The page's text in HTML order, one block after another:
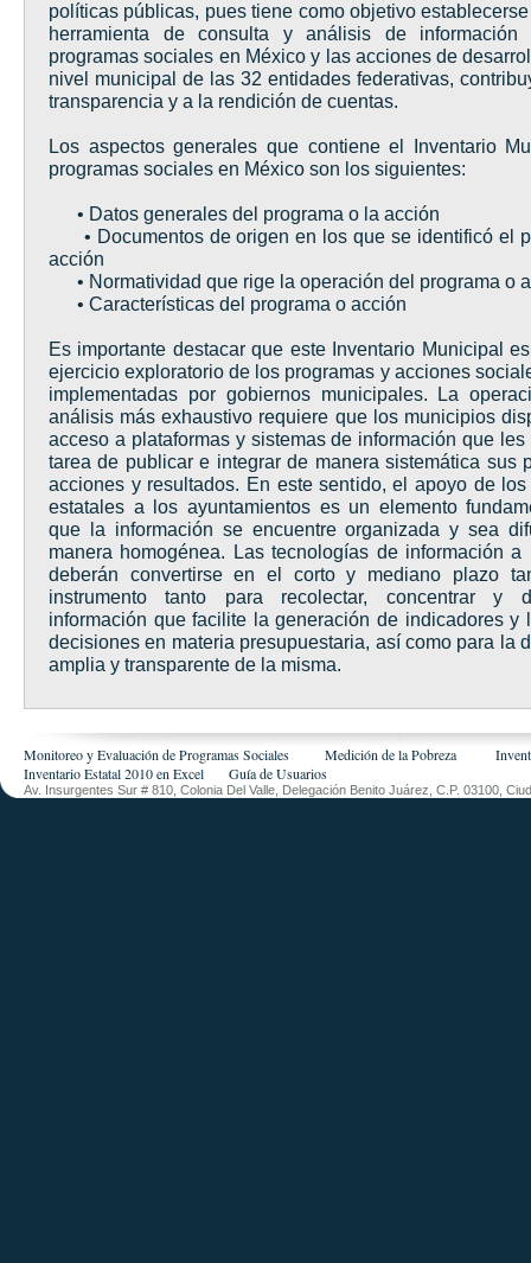
políticas públicas, pues tiene como objetivo
herramienta de consulta y análisis de información
programas sociales en México y las acciones de
nivel municipal de las 32 entidades federativas,
transparencia y a la rendición de cuentas.
Los aspectos generales que contiene el Inventario
programas sociales en México son los siguientes:
• Datos generales del programa o la acción
• Documentos de origen en los que se identificó el
acción
• Normatividad que rige la operación del programa o
• Características del programa o acción
Es importante destacar que este Inventario Municipal
ejercicio exploratorio de los programas y acciones
implementadas por gobiernos municipales. La
análisis más exhaustivo requiere que los municipios
acceso a plataformas y sistemas de información que
tarea de publicar e integrar de manera sistemática sus
acciones y resultados. En este sentido, el apoyo de
estatales a los ayuntamientos es un elemento
que la información se encuentre organizada y sea
manera homogénea. Las tecnologías de información a
deberán convertirse en el corto y mediano plazo
instrumento tanto para recolectar, concentrar y
información que facilite la generación de indicadores y
decisiones en materia presupuestaria, así como para la
amplia y transparente de la misma.
Monitoreo y Evaluación de Programas Sociales Medición de la Pobreza
Inventario Estatal 2010 en Excel Guía de Usuarios
Av. Insurgentes Sur # 810, Colonia Del Valle, Delegación Benito Juárez, C.P. 03100,